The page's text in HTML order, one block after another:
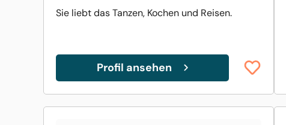
Sie liebt das Tanzen, Kochen und Reisen.
Profil ansehen